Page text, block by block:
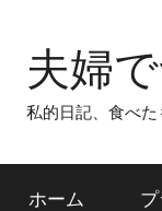
content
夫婦
私的日記、食べ
ホーム